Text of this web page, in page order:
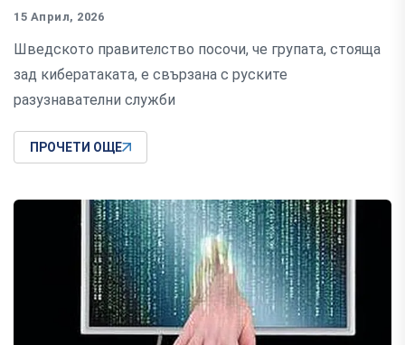
15 Април, 2026
Шведското правителство посочи, че групата, стояща
зад кибератаката, е свързана с руските
разузнавателни служби
ПРОЧЕТИ ОЩЕ